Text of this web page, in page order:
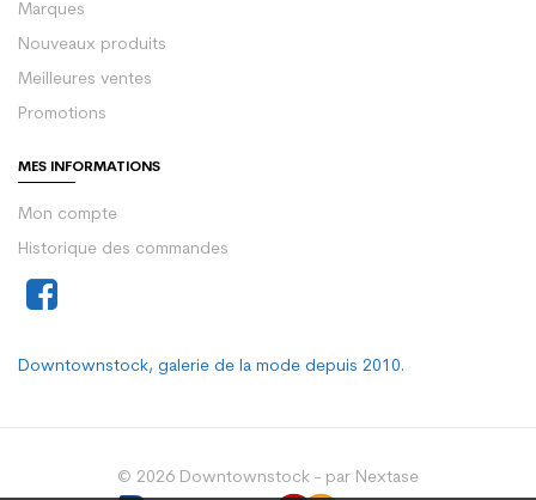
Marques
Nouveaux produits
Meilleures ventes
Promotions
MES INFORMATIONS
Mon compte
Historique des commandes
Downtownstock, galerie de la mode depuis 2010.
© 2026 Downtownstock - par Nextase